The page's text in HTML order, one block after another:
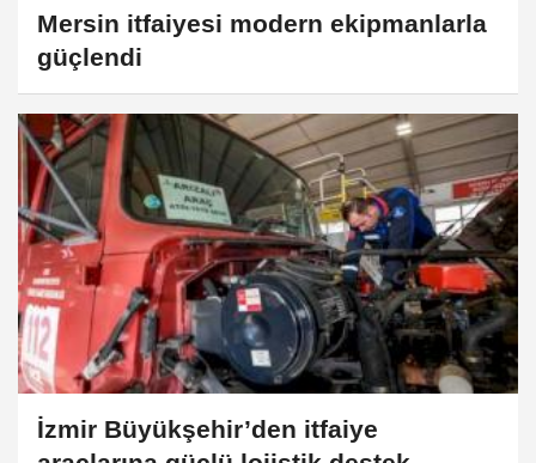
Mersin itfaiyesi modern ekipmanlarla
güçlendi
İzmir Büyükşehir’den itfaiye